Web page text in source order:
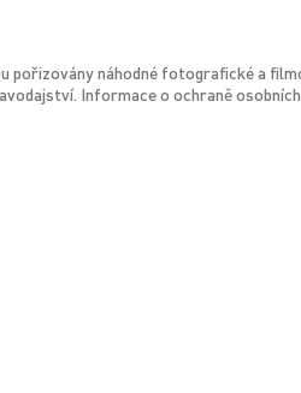
pořizovány náhodné fotografické a
Informace o ochraně osobních